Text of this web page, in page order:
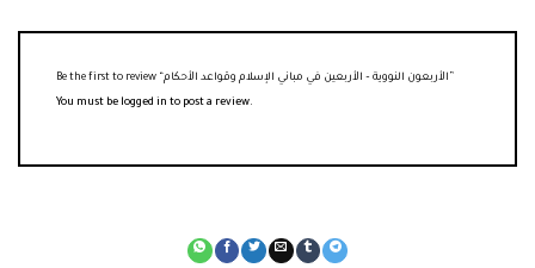
You must be logged in to post a review.